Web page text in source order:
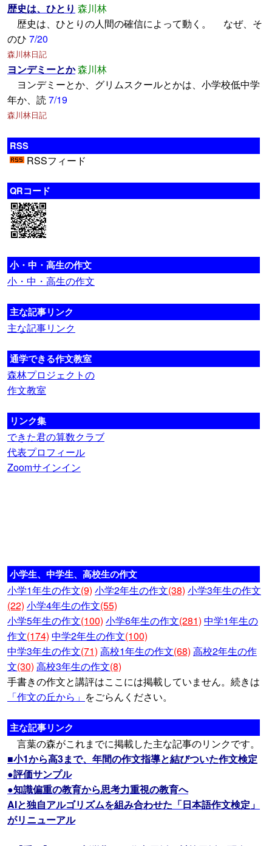
歴史は、ひとり 森川林
歴史は、ひとりの人間の確信によって動く。 なぜ、そ
のひ 7/20
森川林日記
ヨンデミーとか森川林
ヨンデミーとか、グリムスクールとかは、小学校低中学
年か、読7/19
森川林日記
RSS
RSSフィード
QRコード
小・中・高生の作文
小・中・高生の作文
主な記事リンク
主な記事リンク
通学できる作文教室
森林プロジェクトの
作文教室
リンク集
できた君の算数クラブ
代表プロフィール
Zoomサインイン
小学生、中学生、高校生の作文
小学1年生の作文(9) 小学2年生の作文(38) 小学3年生の作文
(22) 小学4年生の作文(55)
小学5年生の作文(100) 小学6年生の作文(281) 中学1年生の
作文(174) 中学2年生の作文(100)
中学3年生の作文(71) 高校1年生の作文(68) 高校2年生の作
文(30) 高校3年生の作文(8)
手書きの作文と講評はここには掲載していません。続きは
「作文の丘から」 をごらんください。
主な記事リンク
言葉の森がこれまでに掲載した主な記事のリンクです。
■小1から高3まで、年間の作文指導と結びついた作文検定
●評価サンプル
●知識偏重の教育から思考力重視の教育へ
AIと独自アルゴリズムを組み合わせた「日本語作文検定」
がリニューアル